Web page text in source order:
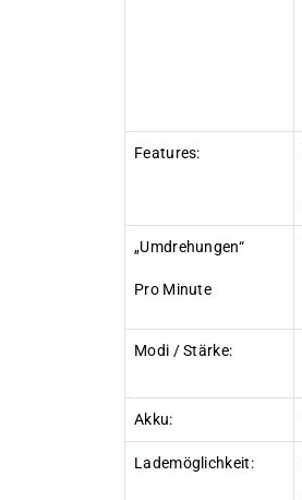
Features:
„Umdrehungen“
Pro Minute
Modi / Stärke:
Akku:
Lademöglichkeit: